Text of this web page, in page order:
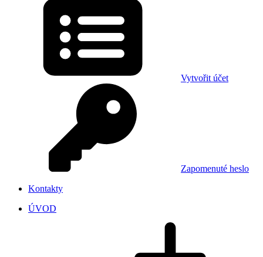
Vytvořit účet
Zapomenuté heslo
Kontakty
ÚVOD